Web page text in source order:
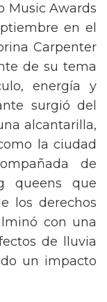
Music Awards
en el
Carpenter
de su tema
energía y
surgió del
alcantarilla,
la ciudad
de
queens que
los derechos
con una
de lluvia
un impacto